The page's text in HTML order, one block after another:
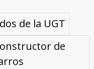
(con busca
de la UGT
de